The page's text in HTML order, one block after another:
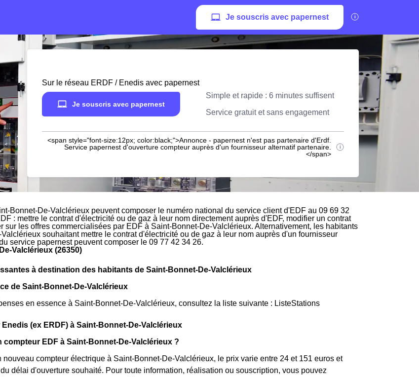
Je souscris avec papernest
Sur le réseau ERDF / Enedis avec papernest
Je souscris avec papernest
Simple et rapide : 6 minutes suffisent
Service gratuit et sans engagement
<span style="font-size:12px; color:black;">Annonce - papernest n'est pas partenaire d'Erdf.
Service papernest d'ouverture compteur auprès d'un fournisseur alternatif partenaire.
</span>
Bonnet-De-Valclérieux peuvent composer le numéro national du service client d'EDF au 09 69 32
: mettre le contrat d'électricité ou de gaz à leur nom directement auprès d'EDF, modifier un contrat
sur les offres commercialisées par EDF à Saint-Bonnet-De-Valclérieux. Alternativement, les habitants
souhaitant mettre le contrat d'électricité ou de gaz à leur nom auprès d'un fournisseur
service papernest peuvent composer le 09 77 42 34 26.
Valclérieux (26350)
à destination des habitants de Saint-Bonnet-De-Valclérieux
de Saint-Bonnet-De-Valclérieux
en essence à Saint-Bonnet-De-Valclérieux, consultez la liste suivante : ListeStations
(ex ERDF) à Saint-Bonnet-De-Valclérieux
EDF à Saint-Bonnet-De-Valclérieux ?
nouveau compteur électrique à Saint-Bonnet-De-Valclérieux, le prix varie entre 24 et 151 euros et
délai d'ouverture souhaité. Pour toute information, réalisation ou souscription, vous pouvez